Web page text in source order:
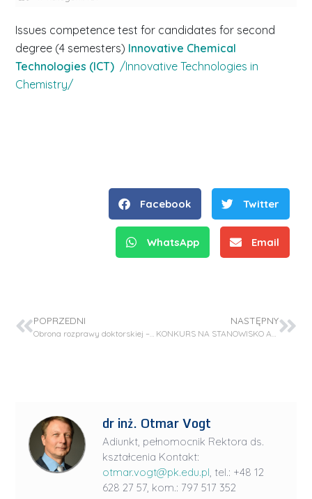
Issues competence test for candidates for second
degree (4 semesters) Innovative Chemical
Technologies (ICT) /Innovative Technologies in
Chemistry/
Facebook Twitter
WhatsApp Email
POPRZEDNI
Obrona rozprawy doktorskiej – mgr inż. Jarosław Chwastowski
NASTĘPNY
KONKURS NA STANOWISKO ADIUNKTA Z HABILITACJĄ
dr inż. Otmar Vogt
Adiunkt, pełnomocnik Rektora ds.
kształcenia Kontakt:
otmar.vogt@pk.edu.pl, tel.: +48 12
628 27 57, kom.: 797 517 352